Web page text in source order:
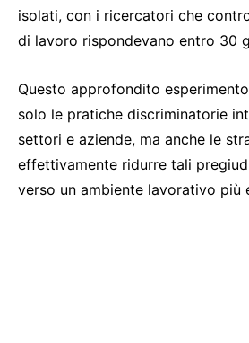
isolati, con i ricercatori che
di lavoro rispondevano entro 30
Questo approfondito
solo le pratiche discriminatorie
settori e aziende, ma anche le
effettivamente ridurre tali
verso un ambiente lavorativo più